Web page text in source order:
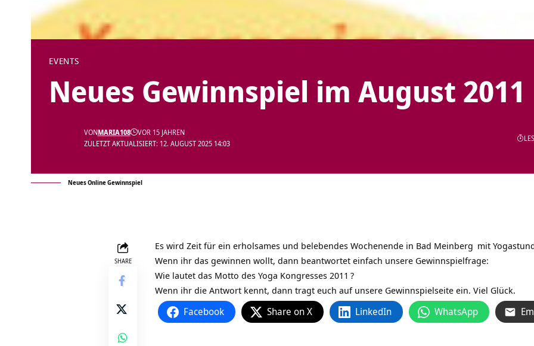
EVENTS
Neues Gewinnspiel im August 2011
ZULETZT AKTUALISIERT: 12. AUGUST 2025 14:03
VONMARIA108 VOR 15 JAHREN
Neues Online Gewinnspiel
SHARE
Es wird Zeit für ein erholsames und belebendes Wochenende in Bad Meinberg mit
Wenn ihr das gewinnen wollt, dann beantwortet einfach unsere Gewinnspielfrage:
Wie lautet das Motto des Yoga Kongresses 2011 ?
Wenn ihr die Antwort kennt, dann tragt euch auf unsere Gewinnspielseite ein. Viel Glück.
Facebook Share on X LinkedIn WhatsApp